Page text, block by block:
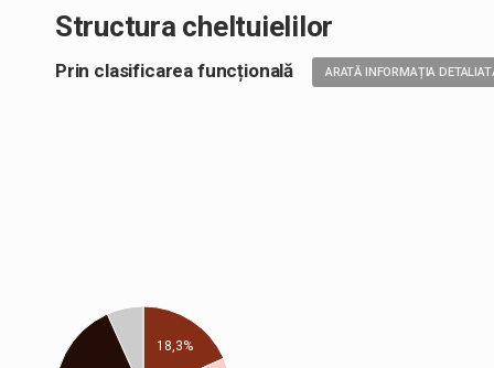
Structura cheltuielilor
Prin clasificarea funcțională ARATĂ INFORMAȚIA
18,3%